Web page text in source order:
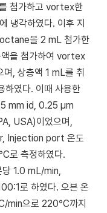
첨가하고 vortex한
냉각하였다. 이후 지
을 2 mL 첨가한
을 첨가하여 vortex
, 상층액 1 mL를 취
하였다. 이때 사용한
mm id, 0.25 μm
USA)이었으며,
Injection port 온도
로 측정하였다.
1.0 mL/min,
로 하였다. 오븐 온
min으로 220°C까지